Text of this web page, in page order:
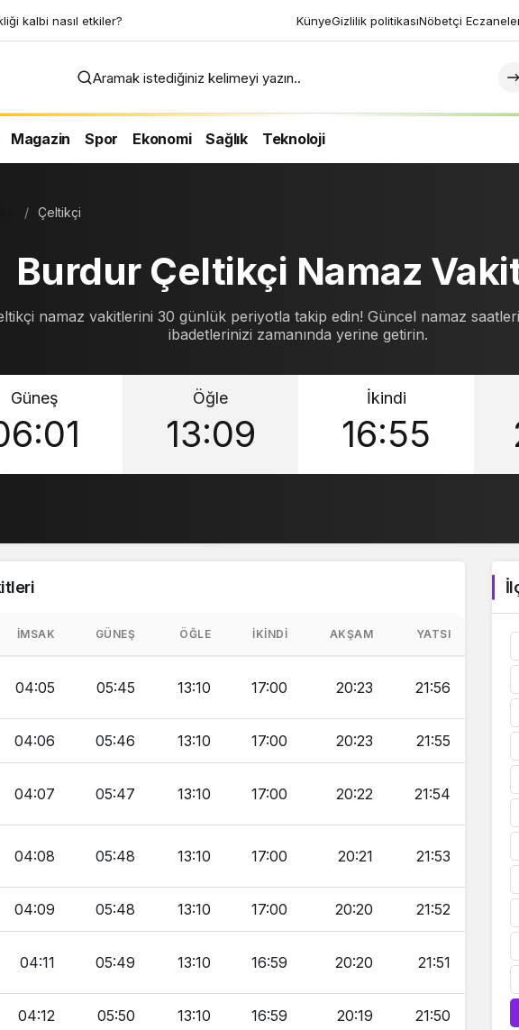
son: Askeri uyku tekniği ile 2 KünyeGizlilik politikasıNöbetçi
Aramak istediğiniz kelimeyi yazın..
Magazin Spor Ekonomi Sağlık Teknoloji
Çeltikçi
Burdur Çeltikçi Namaz
namaz vakitlerini 30 günlük periyotla takip edin! Güncel namaz
ibadetlerinizi zamanında yerine getirin.
Güneş Öğle
13:09
İkindi
16:55
İMSAK GÜNEŞ ÖĞLE İKINDI AKŞAM YATSI
04:05 05:45 13:10 17:00 20:23 21:56
04:06 05:46 13:10 17:00 20:23 21:55
04:07 05:47 13:10 17:00 20:22 21:54
04:08 05:48 13:10 17:00 20:21 21:53
04:09 05:48 13:10 17:00 20:20 21:52
04:11 05:49 13:10 16:59 20:20 21:51
04:12 05:50 13:10 16:59 20:19 21:50